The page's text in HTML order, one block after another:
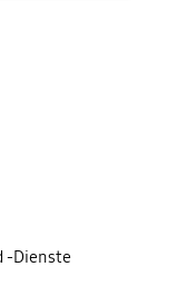
-Dienste